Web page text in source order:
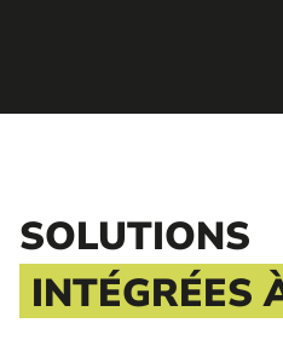
SOLUTIONS
INTÉGRÉES